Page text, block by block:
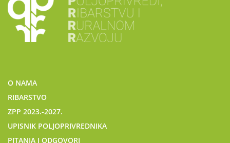
O NAMA
RIBARSTVO
ZPP 2023.-2027.
UPISNIK POLJOPRIVREDNIKA
PITANJA I ODGOVORI